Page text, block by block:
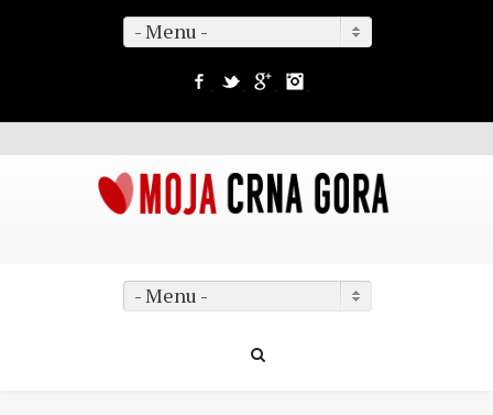
- Menu -
Facebook
TwitterGoogle+
- Menu -